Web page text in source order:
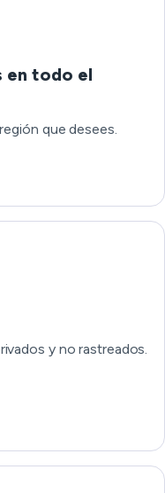
en todo el
que desees.
y no rastreados.